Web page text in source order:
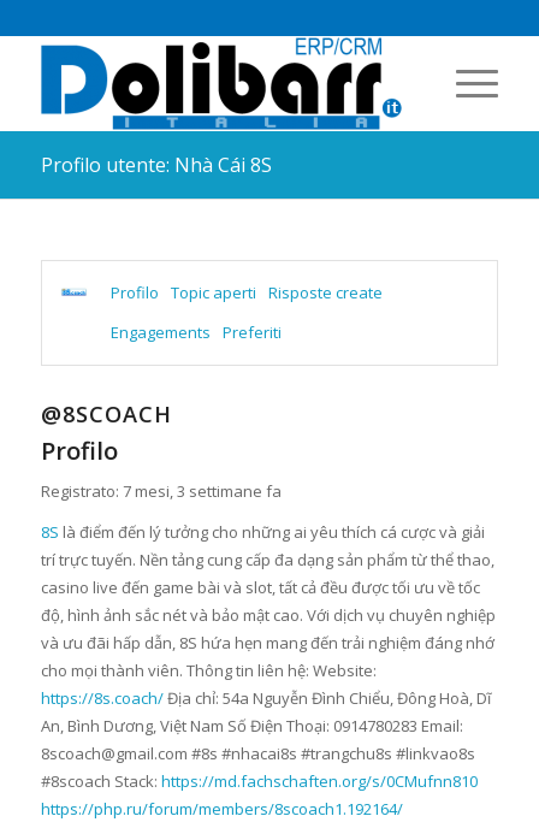
Profilo utente: Nhà Cái 8S
Profilo Topic aperti
Risposte create
Engagements
Preferiti
@8SCOACH
Profilo
Registrato: 7 mesi, 3 settimane fa
8S là điểm đến lý tưởng cho những ai yêu thích cá cược và giải
trí trực tuyến. Nền tảng cung cấp đa dạng sản phẩm từ thể thao,
casino live đến game bài và slot, tất cả đều được tối ưu về tốc
độ, hình ảnh sắc nét và bảo mật cao. Với dịch vụ chuyên nghiệp
và ưu đãi hấp dẫn, 8S hứa hẹn mang đến trải nghiệm đáng nhớ
cho mọi thành viên. Thông tin liên hệ: Website:
https://8s.coach/Địa chỉ: 54a Nguyễn Đình Chiểu, Đông Hoà, Dĩ
An, Bình Dương, Việt Nam Số Điện Thoại: 0914780283 Email:
8scoach@gmail.com #8s #nhacai8s #trangchu8s #linkvao8s
#8scoach Stack: https://md.fachschaften.org/s/0CMufnn810
https://php.ru/forum/members/8scoach1.192164/